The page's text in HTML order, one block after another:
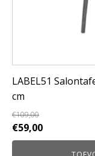
LABEL51
cm
€109,00
Oorspronkelijke
prijs
€59,00Huidige
prijs